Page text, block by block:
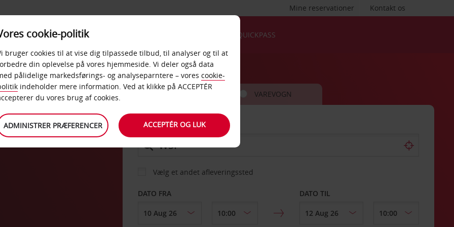
Kontakt os
Mine reservationer
PRODUKTER &
KONTORER
QUICKPASS
BIL VAREVOGN
AFHENT FRA
Vælg et andet afleveringssted
DATO FRA DATO TIL
cookie-politik
bruger cookies til at vise dig tilpassede tilbud, til analyser og til at
din oplevelse på vores hjemmeside. Vi deler også data
pålidelige markedsførings- og analyseparntere – vores cookie-
indeholder mere information. Ved at klikke på ACCEPTÉR
du vores brug af cookies.
ADMINISTRER PRÆFERENCER ACCEPTÉR OG LUK